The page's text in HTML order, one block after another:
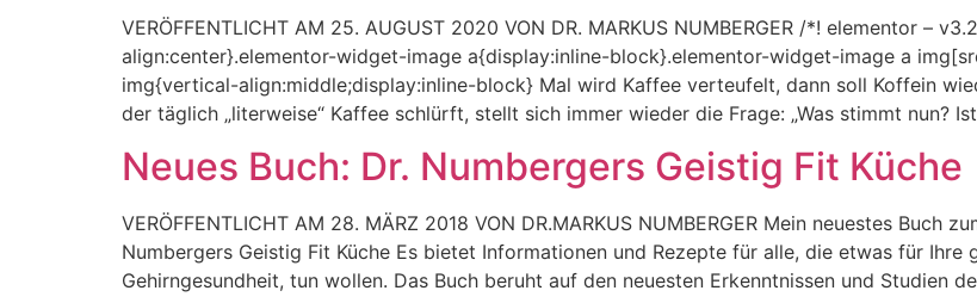
VERÖFFENTLICHT AM 25. AUGUST 2020 VON DR. MARKUS NUMBERGER /*! elementor –
align:center}.elementor-widget-image a{display:inline-block}.elementor-widget-image a
img{vertical-align:middle;display:inline-block} Mal wird Kaffee verteufelt, dann soll Koffein
der täglich „literweise“ Kaffee schlürft, stellt sich immer wieder die Frage: „Was stimmt nun?
Neues Buch: Dr. Numbergers Geistig Fit Küche
VERÖFFENTLICHT AM 28. MÄRZ 2018 VON DR.MARKUS NUMBERGER Mein neuestes Buch
Numbergers Geistig Fit Küche Es bietet Informationen und Rezepte für alle, die etwas für Ihre
Gehirngesundheit, tun wollen. Das Buch beruht auf den neuesten Erkenntnissen und Studien